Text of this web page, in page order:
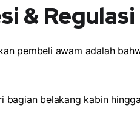
&
pembeli awam adalah
bagian belakang kabin